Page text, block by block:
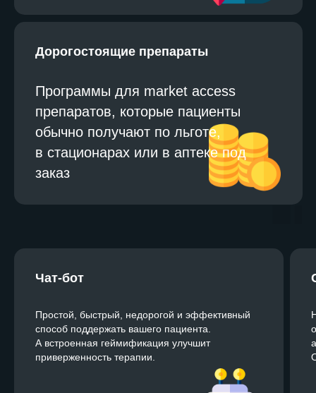
Дорогостоящие препараты
Программы для market access
препаратов, которые пациенты
обычно получают по льготе,
в стационарах или в аптеке под
заказ
Чат-бот
Простой, быстрый, недорогой и эффективный
способ поддержать вашего пациента.
А встроенная геймификация улучшит
приверженность терапии.